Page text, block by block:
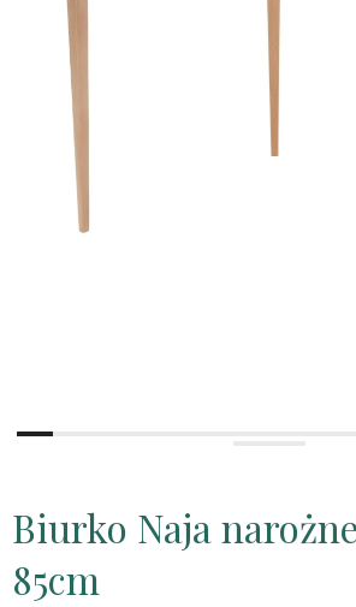
Biurko Naja
85cm